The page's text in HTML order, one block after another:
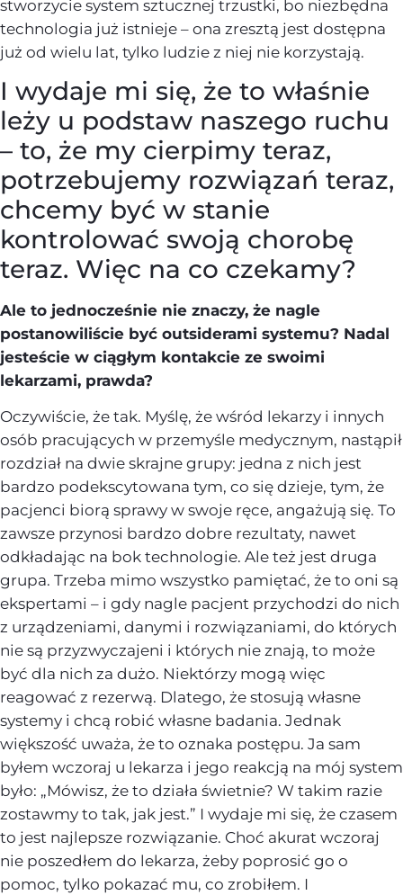
stworzycie system sztucznej trzustki, bo niezbędna
technologia już istnieje – ona zresztą jest dostępna
już od wielu lat, tylko ludzie z niej nie korzystają.
I wydaje mi się, że to właśnie
leży u podstaw naszego ruchu
– to, że my cierpimy teraz,
potrzebujemy rozwiązań teraz,
chcemy być w stanie
kontrolować swoją chorobę
teraz. Więc na co czekamy?
Ale to jednocześnie nie znaczy, że nagle
postanowiliście być outsiderami systemu? Nadal
jesteście w ciągłym kontakcie ze swoimi
lekarzami, prawda?
Oczywiście, że tak. Myślę, że wśród lekarzy i innych
osób pracujących w przemyśle medycznym, nastąpił
rozdział na dwie skrajne grupy: jedna z nich jest
bardzo podekscytowana tym, co się dzieje, tym, że
pacjenci biorą sprawy w swoje ręce, angażują się. To
zawsze przynosi bardzo dobre rezultaty, nawet
odkładając na bok technologie. Ale też jest druga
grupa. Trzeba mimo wszystko pamiętać, że to oni są
ekspertami – i gdy nagle pacjent przychodzi do nich
z urządzeniami, danymi i rozwiązaniami, do których
nie są przyzwyczajeni i których nie znają, to może
być dla nich za dużo. Niektórzy mogą więc
reagować z rezerwą. Dlatego, że stosują własne
systemy i chcą robić własne badania. Jednak
większość uważa, że to oznaka postępu. Ja sam
byłem wczoraj u lekarza i jego reakcją na mój system
było: „Mówisz, że to działa świetnie? W takim razie
zostawmy to tak, jak jest.” I wydaje mi się, że czasem
to jest najlepsze rozwiązanie. Choć akurat wczoraj
nie poszedłem do lekarza, żeby poprosić go o
pomoc, tylko pokazać mu, co zrobiłem. I